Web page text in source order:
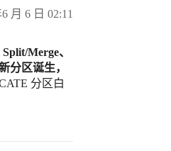
月 6 日 02:11
Merge、
分区诞生，
分区白